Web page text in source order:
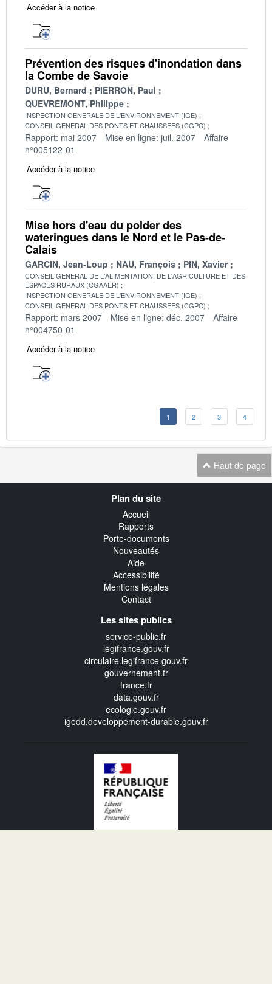
Accéder à la notice
Prévention des risques d'inondation dans
la Combe de Savoie
DURU, Bernard
PIERRON, Paul
QUEVREMONT, Philippe
INSPECTION GENERALE DE L'ENVIRONNEMENT (IGE)
CONSEIL GENERAL DES PONTS ET CHAUSSEES (CGPC)
Rapport: mai 2007 Mise en ligne: juil. 2007
Affaire
n°005122-01
Accéder à la notice
Mise hors d'eau du polder des
wateringues dans le Nord et le Pas-de-
Calais
GARCIN, Jean-Loup NAU, François PIN, Xavier
CONSEIL GENERAL DE L'ALIMENTATION, DE L'AGRICULTURE ET DES
ESPACES RURAUX (CGAAER)
INSPECTION GENERALE DE L'ENVIRONNEMENT (IGE)
CONSEIL GENERAL DES PONTS ET CHAUSSEES (CGPC)
Rapport: mars 2007 Mise en ligne: déc. 2007
Affaire
n°004750-01
Accéder à la notice
1 2 3 4
Haut de page
Plan du site
Accueil
Rapports
Porte-documents
Nouveautés
Aide
Accessibilité
Mentions légales
Contact
Les sites publics
service-public.fr
legifrance.gouv.fr
circulaire.legifrance.gouv.fr
gouvernement.fr
france.fr
data.gouv.fr
ecologie.gouv.fr
igedd.developpement-durable.gouv.fr